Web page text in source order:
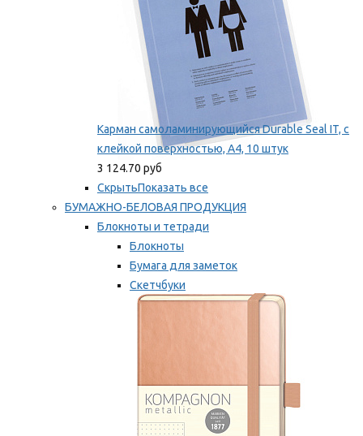
Карман самоламинирующийся Durable Seal IT, с
клейкой поверхностью, A4, 10 штук
3 124.70 руб
СкрытьПоказать все
БУМАЖНО-БЕЛОВАЯ ПРОДУКЦИЯ
Блокноты и тетради
Блокноты
Бумага для заметок
Скетчбуки
Тетради